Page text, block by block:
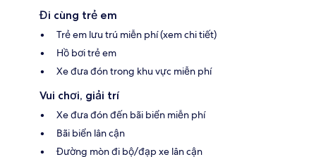
Đi cùng trẻ em
Trẻ em lưu trú miễn phí (xem chi tiết)
Hồ bơi trẻ em
Xe đưa đón trong khu vực miễn phí
Vui chơi, giải trí
Xe đưa đón đến bãi biển miễn phí
Bãi biển lân cận
Đường mòn đi bộ/đạp xe lân cận